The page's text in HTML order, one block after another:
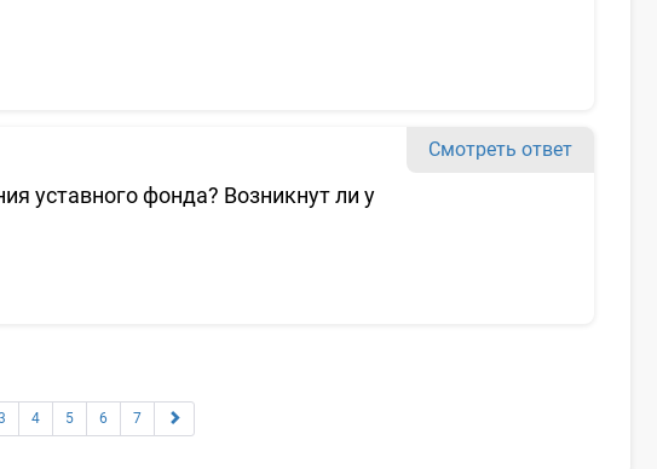
уставного фонда? Возникнут ли у
Смотреть ответ
4 5 6 7